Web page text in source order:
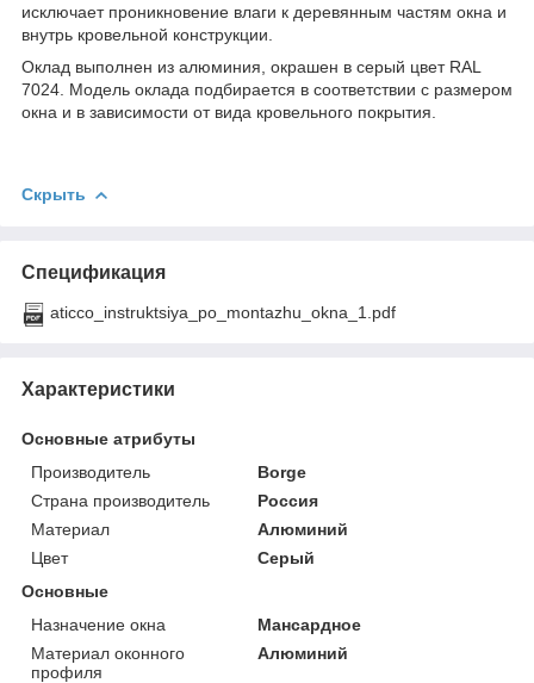
исключает проникновение влаги к деревянным частям окна и
внутрь кровельной конструкции.
Оклад выполнен из алюминия, окрашен в серый цвет RAL
7024. Модель оклада подбирается в соответствии с размером
окна и в зависимости от вида кровельного покрытия.
Скрыть
Спецификация
aticco_instruktsiya_po_montazhu_okna_1.pdf
Характеристики
Основные атрибуты
Производитель
Borge
Страна производитель
Россия
Материал
Алюминий
Цвет
Серый
Основные
Назначение окна
Мансардное
Материал оконного
профиля
Алюминий